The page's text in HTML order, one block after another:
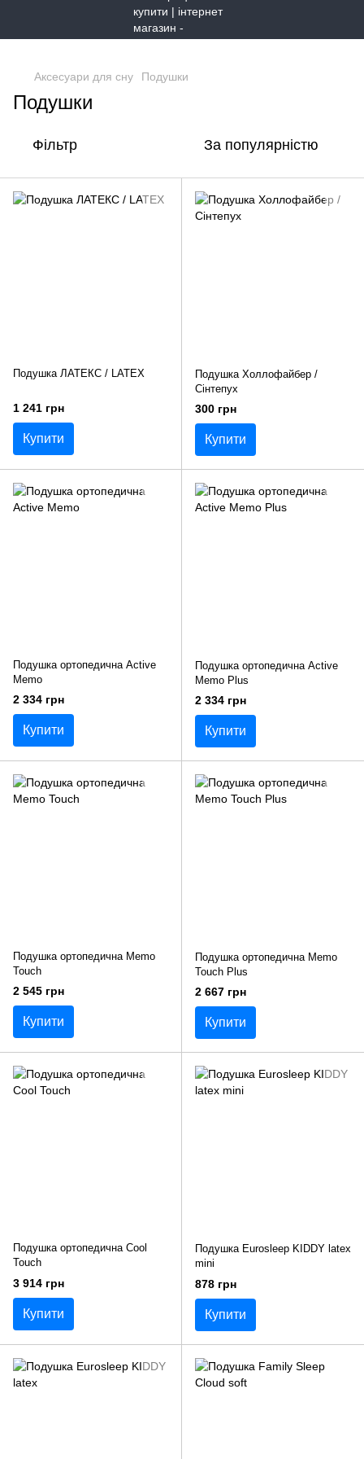
Аксесуари для сну Подушки
Подушки
Фільтр За популярністю
Подушка ЛАТЕКС / LATEX
1 241 грн
Купити
Подушка Холлофайбер /
Сінтепух
300 грн
Купити
Подушка ортопедична Active
Memo
2 334 грн
Купити
Подушка ортопедична Active
Memo Plus
2 334 грн
Купити
Подушка ортопедична Memo
Touch
2 545 грн
Купити
Подушка ортопедична Memo
Touch Plus
2 667 грн
Купити
Подушка ортопедична Cool
Touch
3 914 грн
Купити
Подушка Eurosleep KIDDY latex
mini
878 грн
Купити